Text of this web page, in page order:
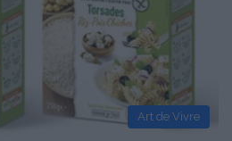
Art de Vivre